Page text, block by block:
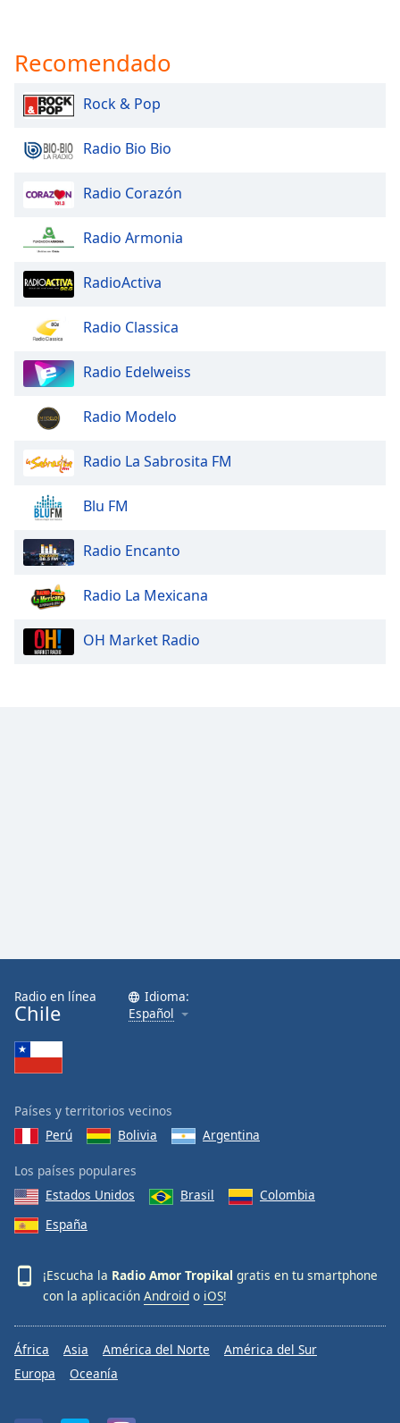
Recomendado
Rock & Pop
Radio Bio Bio
Radio Corazón
Radio Armonia
RadioActiva
Radio Classica
Radio Edelweiss
Radio Modelo
Radio La Sabrosita FM
Blu FM
Radio Encanto
Radio La Mexicana
OH Market Radio
Radio en línea
Chile
Idioma:
Español
Países y territorios vecinos
Perú
Bolivia Argentina
Los países populares
Estados Unidos
Brasil
Colombia
España
¡Escucha la Radio Amor Tropikal gratis en tu smartphone
con la aplicación Android o iOS!
África Asia América del Norte
América del Sur
Europa
Oceanía